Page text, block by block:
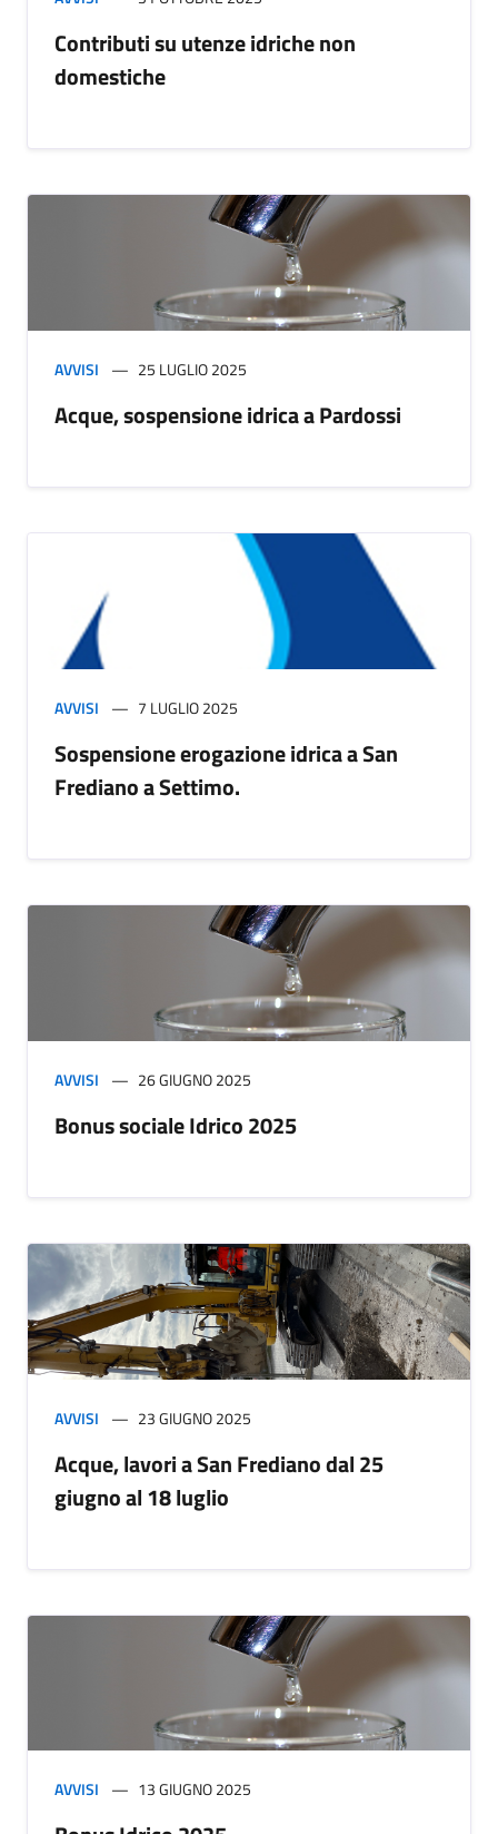
Contributi su utenze idriche non
domestiche
AVVISI 25 LUGLIO 2025
Acque, sospensione idrica a Pardossi
AVVISI 7 LUGLIO 2025
Sospensione erogazione idrica a San
Frediano a Settimo.
AVVISI 26 GIUGNO 2025
Bonus sociale Idrico 2025
AVVISI 23 GIUGNO 2025
Acque, lavori a San Frediano dal 25
giugno al 18 luglio
AVVISI 13 GIUGNO 2025